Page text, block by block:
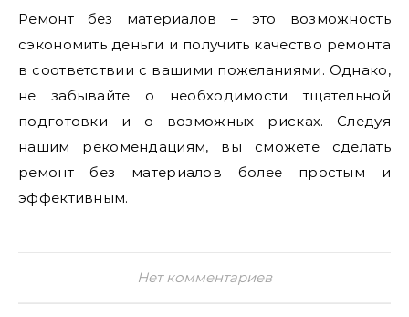
Ремонт без материалов – это возможность
сэкономить деньги и получить качество ремонта
в соответствии с вашими пожеланиями. Однако‚
не забывайте о необходимости тщательной
подготовки и о возможных рисках. Следуя
нашим рекомендациям‚ вы сможете сделать
ремонт без материалов более простым и
эффективным.
Нет комментариев